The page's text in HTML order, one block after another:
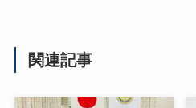
関連記事